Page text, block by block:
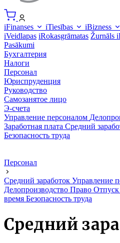
iFinanses iTiesības
iBizness
iVeidlapas iRokasgrāmatas Žurnāls
Pasākumi
Бухгалтерия
Налоги
Персонал
Юриспруденция
Руководство
Самозанятое лицо
Э-счета
Управление персоналом
Заработная плата Средний
Безопасность труда
Персонал
Средний заработок Управление
Делопроизводство Право Отпуск
время Безопасность труда
Средний